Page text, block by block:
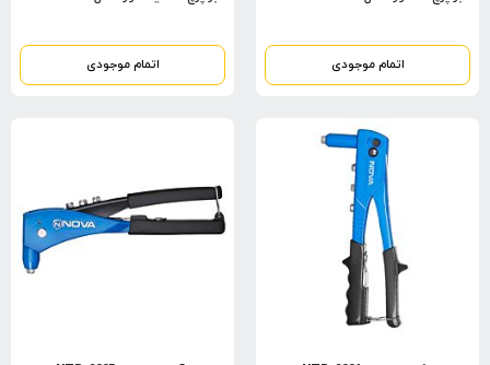
اتمام موجودی اتمام موجودی